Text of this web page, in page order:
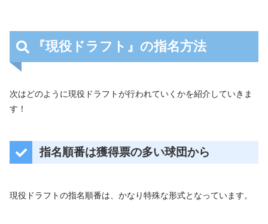
『現役ドラフト』の指名方法
次はどのように現役ドラフトが行われていくかを紹介していきま
す！
指名順番は獲得票の多い球団から
現役ドラフトの指名順番は、かなり特殊な形式となっています。